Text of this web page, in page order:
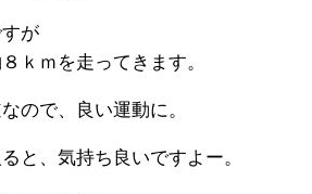
が
ｋｍを走ってきます。
ので、良い運動に。
と、気持ち良いですよー。